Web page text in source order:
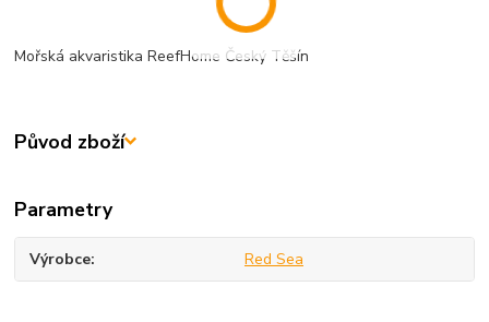
Mořská akvaristika ReefHome Český Těšín
Původ zboží
Parametry
Výrobce Red Sea